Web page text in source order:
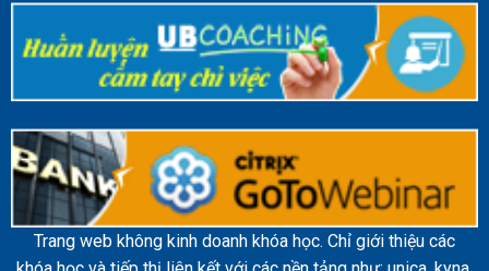
Trang web không kinh doanh khóa học. Chỉ giới thiệu các